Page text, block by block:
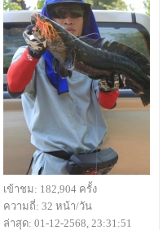
เข้าชม: 182,904 ครั้ง
ความถี่: 32 หน้า/วัน
ล่าสุด: 01-12-2568, 23:31:51